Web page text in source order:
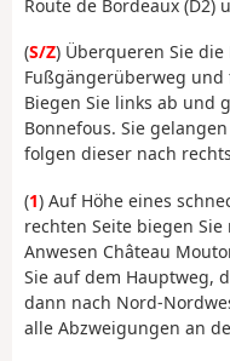
Route de Bordeaux (D2)
(S/Z) Überqueren Sie die
Fußgängerüberweg und
Biegen Sie links ab und
Bonnefous. Sie
folgen dieser nach
(1) Auf Höhe eines
rechten Seite biegen
Anwesen Château
Sie auf dem Hauptweg,
dann nach Nord-
alle Abzweigungen an